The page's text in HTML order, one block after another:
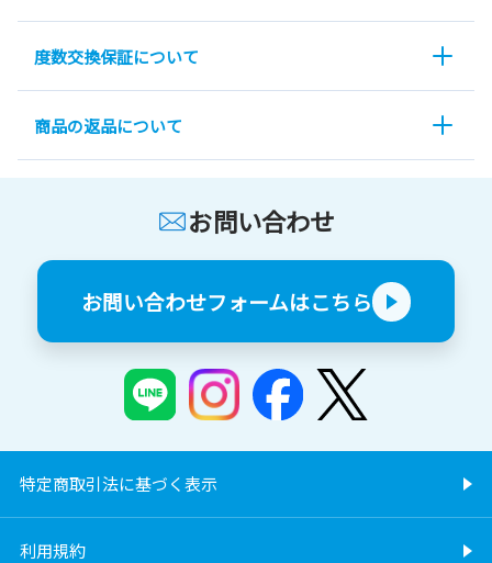
度数交換保証について
商品の返品について
お問い合わせ
お問い合わせフォームはこちら
特定商取引法に基づく表示
利用規約